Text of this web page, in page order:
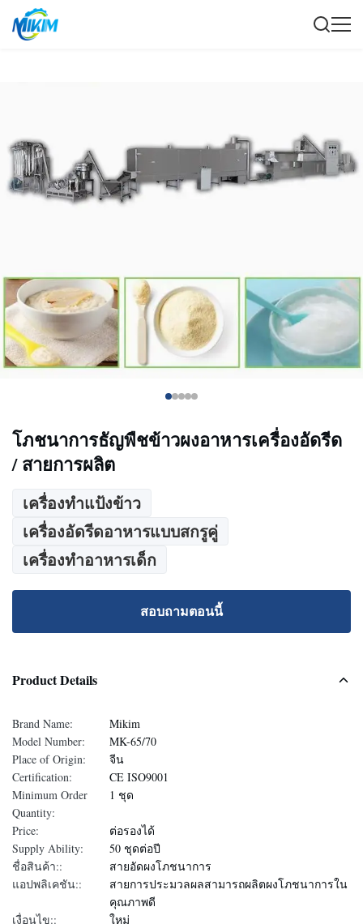
โภชนาการธัญพืชข้าวผงอาหารเครื่องอัดรีด
/ สายการผลิต
เครื่องทำแป้งข้าว
เครื่องอัดรีดอาหารแบบสกรูคู่
เครื่องทำอาหารเด็ก
สอบถามตอนนี้
Product Details
Brand Name:
Mikim
Model Number:
MK-65/70
Place of Origin:
จีน
Certification:
CE ISO9001
Minimum Order
Quantity:
1 ชุด
Price:
ต่อรองได้
Supply Ability:
50 ชุดต่อปี
ชื่อสินค้า::
สายอัดผงโภชนาการ
แอปพลิเคชัน::
สายการประมวลผลสามารถผลิตผงโภชนาการใน
คุณภาพดี
เงื่อนไข::
ใหม่